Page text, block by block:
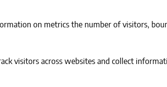
on metrics the number of visitors,
visitors across websites and collect